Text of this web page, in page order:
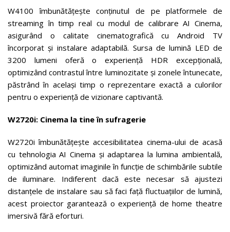
W4100 îmbunătățește conținutul de pe platformele de
streaming în timp real cu modul de calibrare AI Cinema,
asigurând o calitate cinematografică cu Android TV
încorporat și instalare adaptabilă. Sursa de lumină LED de
3200 lumeni oferă o experiență HDR excepțională,
optimizând contrastul între luminozitate și zonele întunecate,
păstrând în același timp o reprezentare exactă a culorilor
pentru o experiență de vizionare captivantă.
W2720i: Cinema la tine în sufragerie
W2720i îmbunătățește accesibilitatea cinema-ului de acasă
cu tehnologia AI Cinema și adaptarea la lumina ambientală,
optimizând automat imaginile în funcție de schimbările subtile
de iluminare. Indiferent dacă este necesar să ajustezi
distanțele de instalare sau să faci față fluctuațiilor de lumină,
acest proiector garantează o experiență de home theatre
imersivă fără eforturi.